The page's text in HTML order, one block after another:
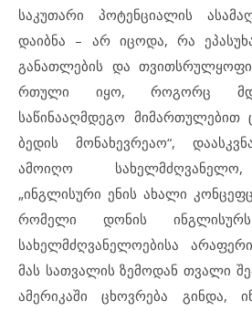
საკუთარი პოტენციალის
დაიბნა – არ იცოდა, რა
განათლების და
რთული იყო, როგორც
საწინააღმდეგო მიმართულებით
ბედის მონახევრეაო“,
ამოიღო
„ინგლისური ენის ახალი
რომელი დონის
სახელმძღვანელოებისა
მას სათვალის ზემოდან თვალი
ამერიკაში ცხოვრება გინდა,